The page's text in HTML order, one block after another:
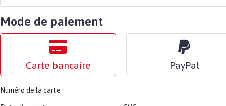
Mode de paiement
Carte bancaire PayPal
Numéro de la carte